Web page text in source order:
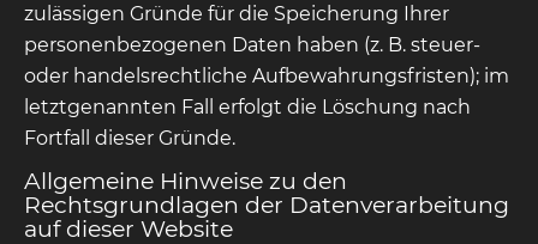
zulässigen Gründe für die Speicherung Ihrer
personenbezogenen Daten haben (z. B. steuer-
oder handelsrechtliche Aufbewahrungsfristen); im
letztgenannten Fall erfolgt die Löschung nach
Fortfall dieser Gründe.
Allgemeine Hinweise zu den
Rechtsgrundlagen der Datenverarbeitung
auf dieser Website